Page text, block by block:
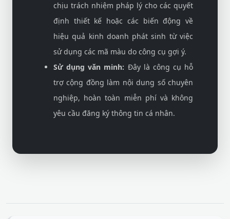
chịu trách nhiệm pháp lý cho các quyết
định thiết kế hoặc các biến động về
hiệu quả kinh doanh phát sinh từ việc
sử dụng các mã màu do công cụ gợi ý.
Sử dụng văn minh: Đây là công cụ hỗ
trợ cộng đồng làm nội dung số chuyên
nghiệp, hoàn toàn miễn phí và không
yêu cầu đăng ký thông tin cá nhân.